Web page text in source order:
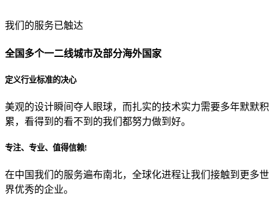
贵公司预算范围是？
贵公司的团队规模是？
目前主要的营销渠道是？
我们的服务已触达
全国多个一二线城市及部分海外国家
定义行业标准的决心
美观的设计瞬间夺人眼球，而扎实的技术实力需要多年默默积
累，看得到的看不到的我们都努力做到好。
专注、专业、值得信赖!
在中国我们的服务遍布南北，全球化进程让我们接触到更多世
界优秀的企业。